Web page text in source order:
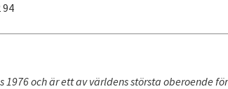
94
1976 och är ett av världens största oberoende